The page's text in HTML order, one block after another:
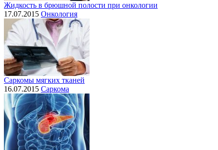
Жидкость в брюшной полости при онкологии
17.07.2015 Онкология
Саркомы мягких тканей
16.07.2015 Саркома